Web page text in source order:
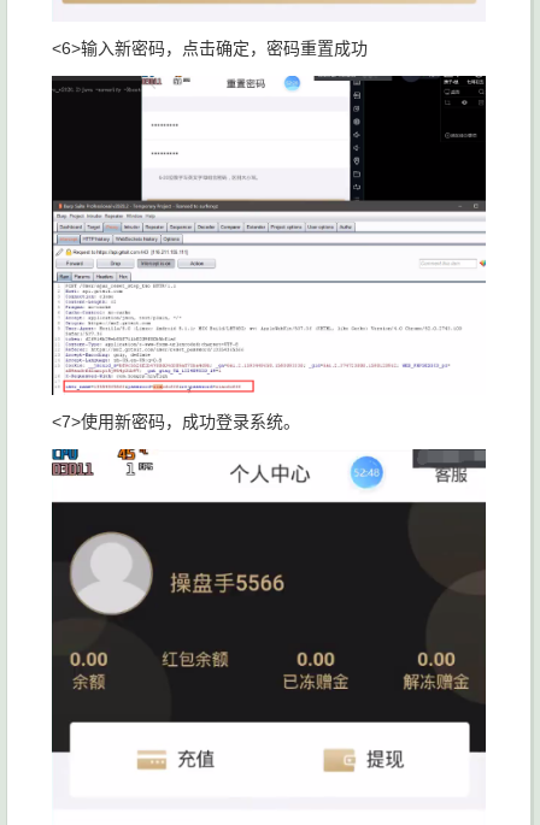
<6>输入新密码，点击确定，密码重置成功
<7>使用新密码，成功登录系统。